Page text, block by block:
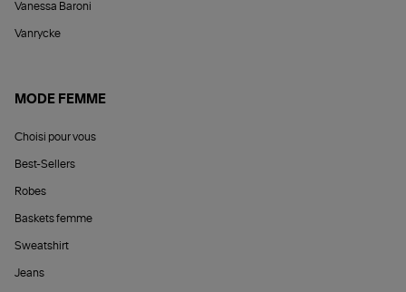
Vanessa Baroni
Vanrycke
MODE FEMME
Choisi pour vous
Best-Sellers
Robes
Baskets femme
Sweatshirt
Jeans